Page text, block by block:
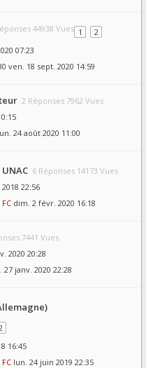
44938 Vues 1
2
07:23
ven. 18 sept. 2020 14:59
2 Réponses 7962 Vues
24 août 2020 11:00
6 Réponses 14173 Vues
22:56
dim. 2 févr. 2020 16:18
7441 Vues
2020 20:28
27 janv. 2020 22:28
16:45
lun. 24 juin 2019 22:35